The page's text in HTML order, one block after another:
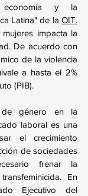
y la
Latina" de la OIT.
impacta la
De acuerdo con
de la violencia
a hasta el 2%
(PIB).
de género en la
laboral es una
el crecimiento
de sociedades
frenar la
En
Ejecutivo del